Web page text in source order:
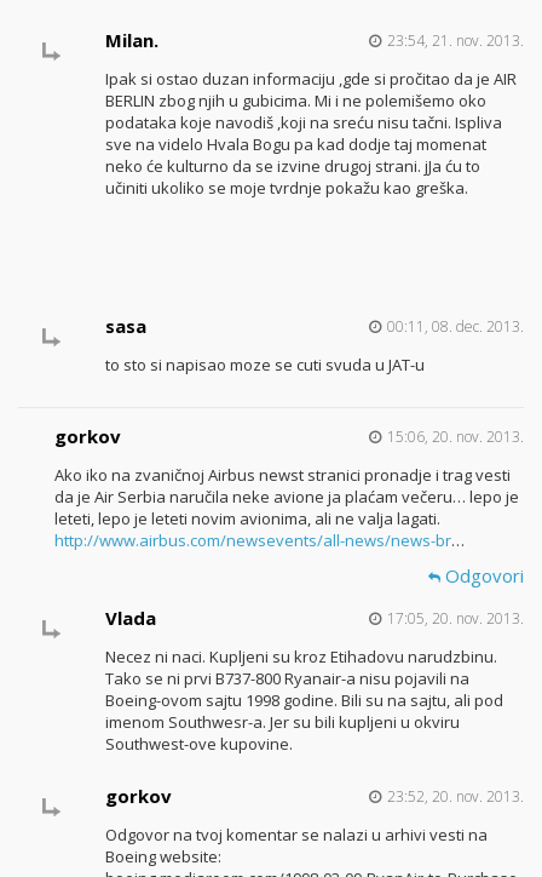
Milan. 23:54, 21. nov. 2013.
Ipak si ostao duzan informaciju ,gde si pročitao da je AIR
BERLIN zbog njih u gubicima. Mi i ne polemišemo oko
podataka koje navodiš ,koji na sreću nisu tačni. Ispliva
sve na videlo Hvala Bogu pa kad dodje taj momenat
neko će kulturno da se izvine drugoj strani. jJa ću to
učiniti ukoliko se moje tvrdnje pokažu kao greška.
sasa 00:11, 08. dec. 2013.
to sto si napisao moze se cuti svuda u JAT-u
gorkov 15:06, 20. nov. 2013.
Ako iko na zvaničnoj Airbus newst stranici pronadje i trag vesti
da je Air Serbia naručila neke avione ja plaćam večeru… lepo je
leteti, lepo je leteti novim avionima, ali ne valja lagati.
http://www.airbus.com/newsevents/all-news/news-br…
Odgovori
Vlada
17:05, 20. nov. 2013.
Necez ni naci. Kupljeni su kroz Etihadovu narudzbinu.
Tako se ni prvi B737-800 Ryanair-a nisu pojavili na
Boeing-ovom sajtu 1998 godine. Bili su na sajtu, ali pod
imenom Southwesr-a. Jer su bili kupljeni u okviru
Southwest-ove kupovine.
gorkov 23:52, 20. nov. 2013.
Odgovor na tvoj komentar se nalazi u arhivi vesti na
Boeing website: